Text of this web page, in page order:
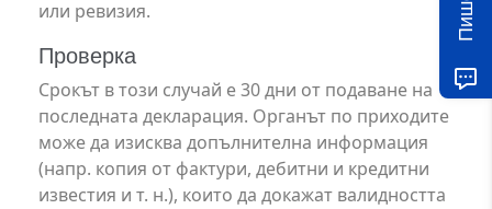
или ревизия.
Проверка
Срокът в този случай е 30 дни от подаване на
последната декларация. Органът по приходите
може да изисква допълнителна информация
(напр. копия от фактури, дебитни и кредитни
известия и т. н.), които да докажат валидността